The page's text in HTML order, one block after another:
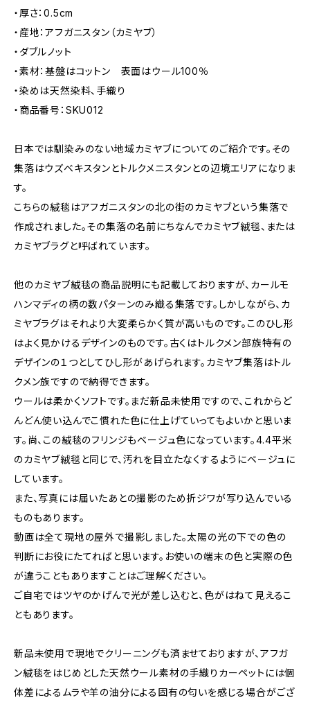
・厚さ：0.5cm
・産地：アフガニスタン（カミヤブ）
・ダブルノット
・素材：基盤はコットン 表面はウール100％
・染めは天然染料、手織り
・商品番号：SKU012
日本では馴染みのない地域カミヤブについてのご紹介です。その
集落はウズベキスタンとトルクメニスタンとの辺境エリアになりま
す。
こちらの絨毯はアフガニスタンの北の街のカミヤブという集落で
作成されました。その集落の名前にちなんでカミヤブ絨毯、または
カミヤブラグと呼ばれています。
他のカミヤブ絨毯の商品説明にも記載しておりますが、カールモ
ハンマディの柄の数パターンのみ織る集落です。しかしながら、カ
ミヤブラグはそれより大変柔らかく質が高いものです。このひし形
はよく見かけるデザインのものです。古くはトルクメン部族特有の
デザインの１つとしてひし形があげられます。カミヤブ集落はトル
クメン族ですので納得できます。
ウールは柔かくソフトです。まだ新品未使用ですので、これからど
んどん使い込んでこ慣れた色に仕上げていってもよいかと思いま
す。尚、この絨毯のフリンジもベージュ色になっています。4.4平米
のカミヤブ絨毯と同じで、汚れを目立たなくするようにベージュに
しています。
また、写真には届いたあとの撮影のため折ジワが写り込んでいる
ものもあります。
動画は全て現地の屋外で撮影しました。太陽の光の下での色の
判断にお役にたてればと思います。お使いの端末の色と実際の色
が違うこともありますことはご理解ください。
ご自宅ではツヤのかげんで光が差し込むと、色がはねて見えるこ
ともあります。
新品未使用で現地でクリーニングも済ませておりますが、アフガ
ン絨毯をはじめとした天然ウール素材の手織りカーペットには個
体差によるムラや羊の油分による固有の匂いを感じる場合がござ